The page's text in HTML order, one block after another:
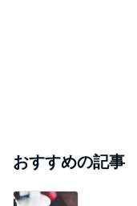
おすすめの記事